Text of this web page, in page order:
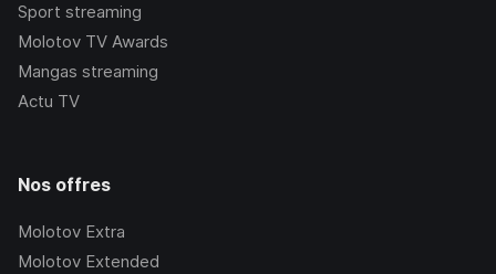
Sport streaming
Molotov TV Awards
Mangas streaming
Actu TV
Nos offres
Molotov Extra
Molotov Extended